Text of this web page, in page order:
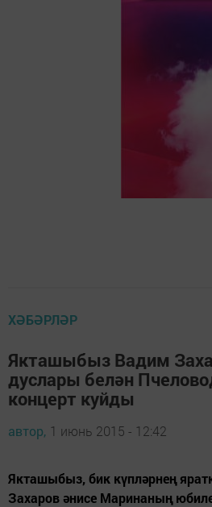
ХӘБӘРЛӘР
Якташыбыз Вадим
дуслары белән
концерт куйды
автор, 1 июнь 2015 - 12:42
Якташыбыз, бик күпләрнең
Захаров әнисе Маринаның